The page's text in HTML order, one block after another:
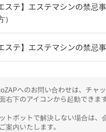
ステ】エステマシンの禁
ステ】エステマシンの禁忌
へのお問い合わせは、チャ
右下のアイコンから起動できま
トボットで解決しない場合は、
案内いたします。